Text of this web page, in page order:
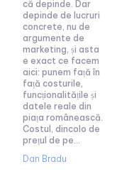
că depinde. Dar
depinde de lucruri
concrete, nu de
argumente de
marketing, și asta
e exact ce facem
aici: punem față în
față costurile,
funcționalitățile și
datele reale din
piața românească.
Costul, dincolo de
prețul de pe...
Dan Bradu